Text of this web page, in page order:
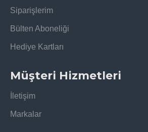
Siparişlerim
Bülten Aboneliği
Hediye Kartları
Müşteri Hizmetleri
İletişim
Markalar